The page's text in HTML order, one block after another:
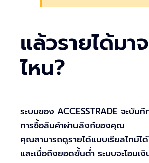
แล้วรายได้มา
ไหน?
ระบบของ ACCESSTRADE จะบั
การซื้อสินค้าผ่านลิงก์ของคุณ
คุณสามารถดูรายได้แบบเรียลไทม์ไ
และเมื่อถึงยอดขั้นต่ำ ระบบจะโอนเ